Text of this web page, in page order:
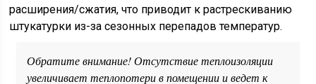
расширения/сжатия, что приводит к растрескиванию
штукатурки из-за сезонных перепадов температур.
Обратите внимание! Отсутствие теплоизоляции
увеличивает теплопотери в помещении и ведет к